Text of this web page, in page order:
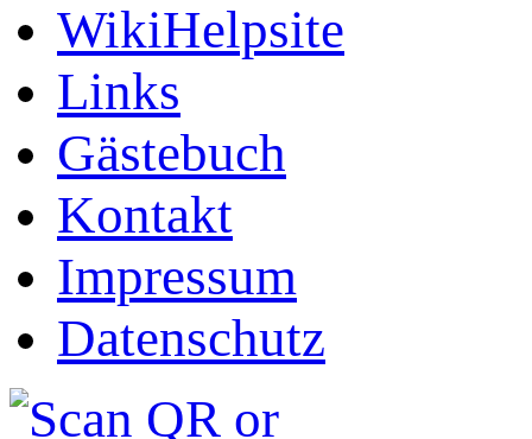
WikiHelpsite
Links
Gästebuch
Kontakt
Impressum
Datenschutz